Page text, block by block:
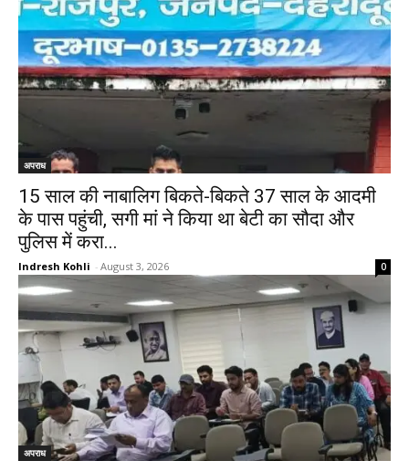
अपराध
15 साल की नाबालिग बिकते-बिकते 37 साल के आदमी
के पास पहुंची, सगी मां ने किया था बेटी का सौदा और
पुलिस में करा...
Indresh Kohli - August 3, 2026 0
अपराध